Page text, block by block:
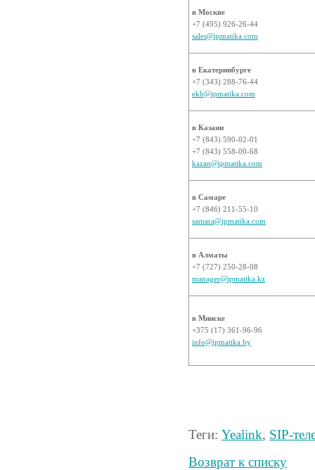
в Москве
+7 (495) 926-26-44
sales@ipmatika.com
в Екатеринбурге
+7 (343) 288-76-44
ekb@ipmatika.com
в Казани
+7 (843) 590-02-01
+7 (843) 558-00-68
kazan@ipmatika.com
в Самаре
+7 (846) 211-55-10
samara@ipmatika.com
в Алматы
+7 (727) 250-28-08
manager@ipmatika.kz
в Минске
+375 (17) 361-96-96
info@ipmatika.by
Теги: Yealink, SIP-
Возврат к списку